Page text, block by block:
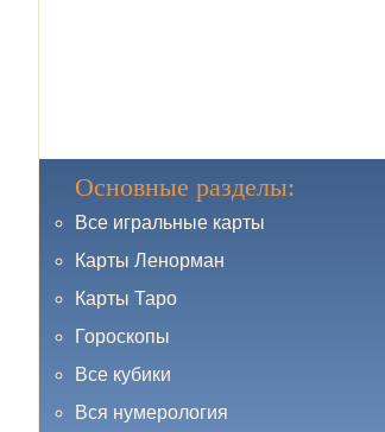
Основные разделы:
Все игральные карты
Карты Ленорман
Карты Таро
Гороскопы
Все кубики
Вся нумерология